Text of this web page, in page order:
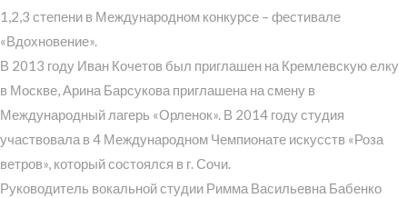
1,2,3 степени в Международном конкурсе – фестивале
«Вдохновение».
В 2013 году Иван Кочетов был приглашен на Кремлевскую елку
в Москве, Арина Барсукова приглашена на смену в
Международный лагерь «Орленок». В 2014 году студия
участвовала в 4 Международном Чемпионате искусств «Роза
ветров», который состоялся в г. Сочи.
Руководитель вокальной студии Римма Васильевна Бабенко